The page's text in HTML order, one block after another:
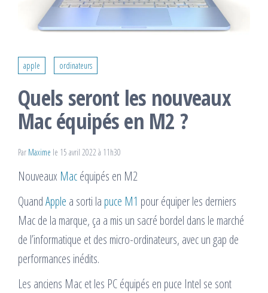
apple ordinateurs
Quels seront les nouveaux
Mac équipés en M2 ?
Par Maxime le 15 avril 2022 à 11h30
Nouveaux Macéquipés en M2
QuandApple a sorti la puce M1 pour équiper les derniers
Mac de la marque, ça a mis un sacré bordel dans le marché
de l’informatique et des micro-ordinateurs, avec un gap de
performances inédits.
Les anciens Mac et les PC équipés en puce Intel se sont